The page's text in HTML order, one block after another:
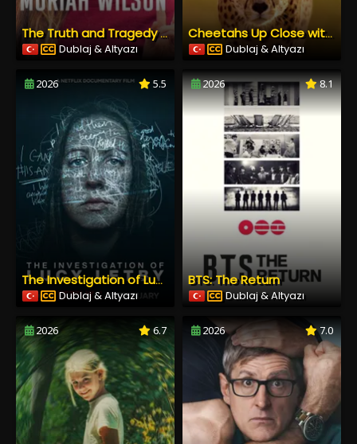
The Truth and Tragedy of Moriah Wilson
Dublaj & Altyazı
Cheetahs Up Close with Bertie Gregory
Dublaj & Altyazı
2026 5.5
The Investigation of Lucy Letby
Dublaj & Altyazı
2026 8.1
BTS: The Return
Dublaj & Altyazı
2026 6.7 2026 7.0